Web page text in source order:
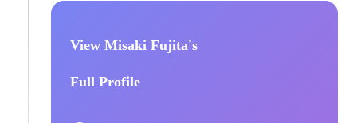
View Misaki Fujita's
Full Profile